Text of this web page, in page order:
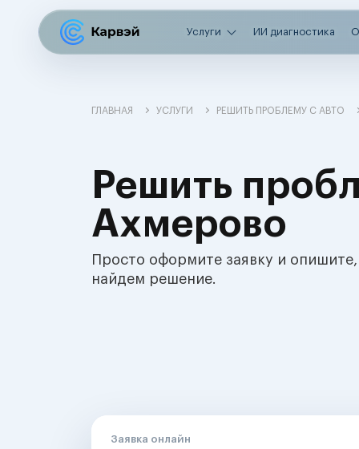
Услуги ИИ диагностика
ГЛАВНАЯ УСЛУГИ РЕШИТЬ ПРОБЛЕМУ С АВТО
Решить
Ахмерово
Просто оформите заявку и
найдем решение.
Заявка онлайн